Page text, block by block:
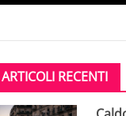
ARTICOLI RECENTI